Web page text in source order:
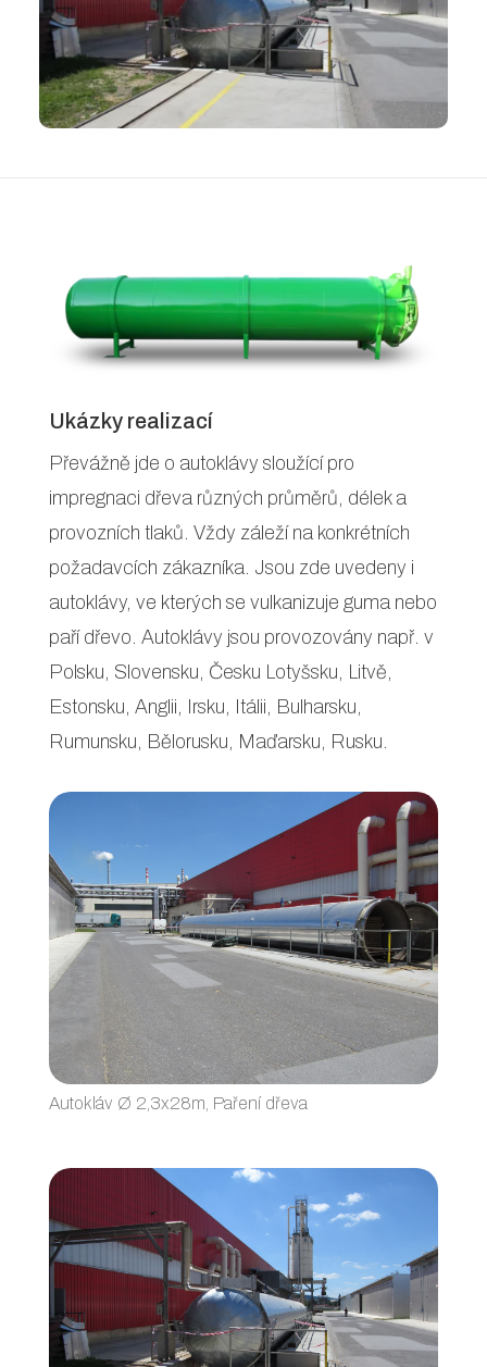
Ukázky realizací
Převážně jde o autoklávy sloužící pro
impregnaci dřeva různých průměrů, délek a
provozních tlaků. Vždy záleží na konkrétních
požadavcích zákazníka. Jsou zde uvedeny i
autoklávy, ve kterých se vulkanizuje guma nebo
paří dřevo. Autoklávy jsou provozovány např. v
Polsku, Slovensku, Česku Lotyšsku, Litvě,
Estonsku, Anglii, Irsku, Itálii, Bulharsku,
Rumunsku, Bělorusku, Maďarsku, Rusku.
Autokláv Ø 2,3x28m, Paření dřeva